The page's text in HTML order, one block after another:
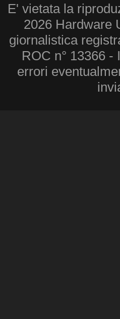
E' vietata la
2026 Hardware
giornalistica
ROC n° 13366
errori